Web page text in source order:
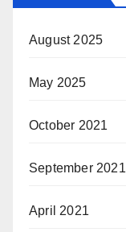
August 2025
May 2025
October 2021
September 2021
April 2021